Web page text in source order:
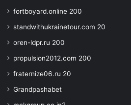
fortboyard.online 200
standwithukrainetour.com 20
oren-ldpr.ru 200
propulsion2012.com 200
fraternize06.ru 20
Grandpashabet